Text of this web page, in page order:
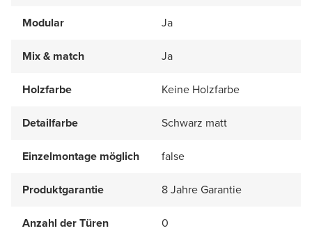
Modular Ja
Mix & match Ja
Holzfarbe Keine Holzfarbe
Detailfarbe Schwarz matt
Einzelmontage möglich false
Produktgarantie 8 Jahre Garantie
Anzahl der Türen 0